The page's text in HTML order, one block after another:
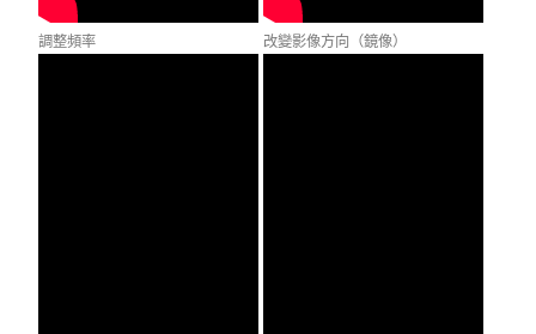
調整頻率 改變影像方向（鏡像）